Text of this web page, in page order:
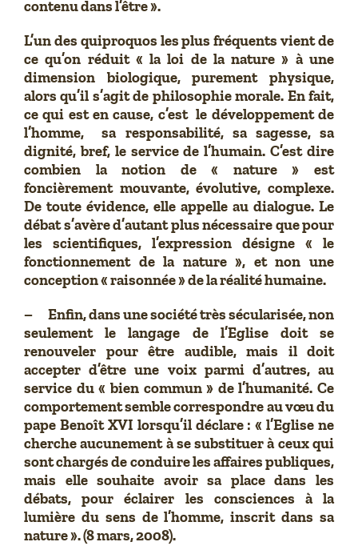
contenu dans l’être ».
L’un des quiproquos les plus fréquents vient de
ce qu’on réduit « la loi de la nature » à une
dimension biologique, purement physique,
alors qu’il s’agit de philosophie morale. En fait,
ce qui est en cause, c’est le développement de
l’homme, sa responsabilité, sa sagesse, sa
dignité, bref, le service de l’humain. C’est dire
combien la notion de « nature » est
foncièrement mouvante, évolutive, complexe.
De toute évidence, elle appelle au dialogue. Le
débat s’avère d’autant plus nécessaire que pour
les scientifiques, l’expression désigne « le
fonctionnement de la nature », et non une
conception « raisonnée » de la réalité humaine.
– Enfin, dans une société très sécularisée, non
seulement le langage de l’Eglise doit se
renouveler pour être audible, mais il doit
accepter d’être une voix parmi d’autres, au
service du « bien commun » de l’humanité. Ce
comportement semble correspondre au vœu du
pape Benoît XVI lorsqu’il déclare : « l’Eglise ne
cherche aucunement à se substituer à ceux qui
sont chargés de conduire les affaires publiques,
mais elle souhaite avoir sa place dans les
débats, pour éclairer les consciences à la
lumière du sens de l’homme, inscrit dans sa
nature ». (8 mars, 2008).